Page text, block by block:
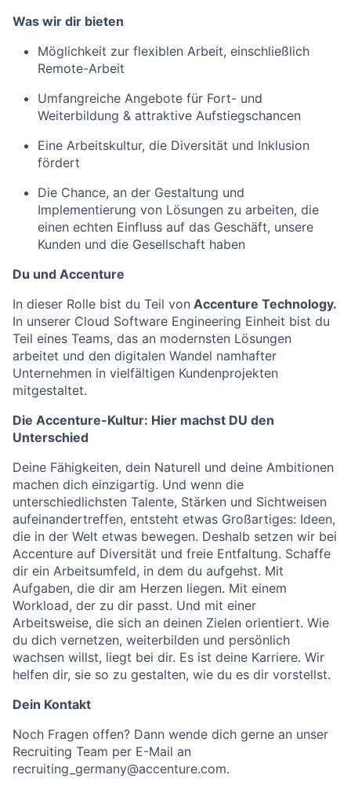
Was wir dir bieten
Möglichkeit zur flexiblen Arbeit, einschließlich
Remote-Arbeit
Umfangreiche Angebote für Fort- und
Weiterbildung & attraktive Aufstiegschancen
Eine Arbeitskultur, die Diversität und Inklusion
fördert
Die Chance, an der Gestaltung und
Implementierung von Lösungen zu arbeiten, die
einen echten Einfluss auf das Geschäft, unsere
Kunden und die Gesellschaft haben
Du und Accenture
In dieser Rolle bist du Teil von Accenture Technology.
In unserer Cloud Software Engineering Einheit bist du
Teil eines Teams, das an modernsten Lösungen
arbeitet und den digitalen Wandel namhafter
Unternehmen in vielfältigen Kundenprojekten
mitgestaltet.
Die Accenture-Kultur: Hier machst DU den
Unterschied
Deine Fähigkeiten, dein Naturell und deine Ambitionen
machen dich einzigartig. Und wenn die
unterschiedlichsten Talente, Stärken und Sichtweisen
aufeinandertreffen, entsteht etwas Großartiges: Ideen,
die in der Welt etwas bewegen. Deshalb setzen wir bei
Accenture auf Diversität und freie Entfaltung. Schaffe
dir ein Arbeitsumfeld, in dem du aufgehst. Mit
Aufgaben, die dir am Herzen liegen. Mit einem
Workload, der zu dir passt. Und mit einer
Arbeitsweise, die sich an deinen Zielen orientiert. Wie
du dich vernetzen, weiterbilden und persönlich
wachsen willst, liegt bei dir. Es ist deine Karriere. Wir
helfen dir, sie so zu gestalten, wie du es dir vorstellst.
Dein Kontakt
Noch Fragen offen? Dann wende dich gerne an unser
Recruiting Team per E-Mail an
recruiting_germany@accenture.com.